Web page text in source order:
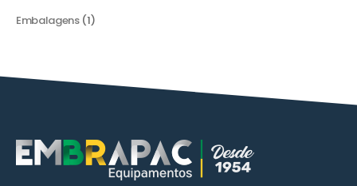
Embalagens(1)